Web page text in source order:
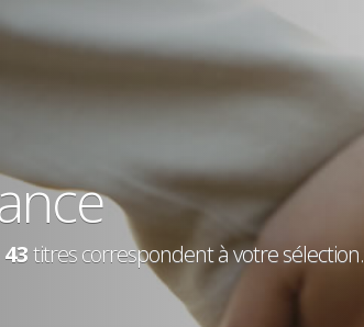
43titres correspondent à votre sélection.